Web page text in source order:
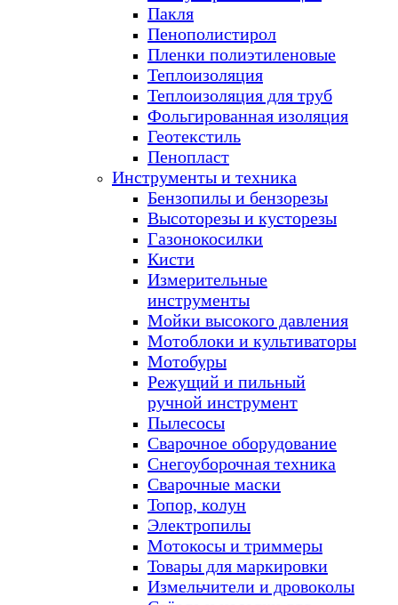
Пакля
Пенополистирол
Пленки полиэтиленовые
Теплоизоляция
Теплоизоляция для труб
Фольгированная изоляция
Геотекстиль
Пенопласт
Инструменты и техника
Бензопилы и бензорезы
Высоторезы и кусторезы
Газонокосилки
Кисти
Измерительные
инструменты
Мойки высокого давления
Мотоблоки и культиваторы
Мотобуры
Режущий и пильный
ручной инструмент
Пылесосы
Сварочное оборудование
Снегоуборочная техника
Сварочные маски
Топор, колун
Электропилы
Мотокосы и триммеры
Товары для маркировки
Измельчители и дровоколы